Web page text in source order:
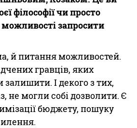
філософії чи просто
запросити
й питання можливостей.
гравців, яких
І декого з тих,
не могли собі дозволити. Є
бюджету, пошуку